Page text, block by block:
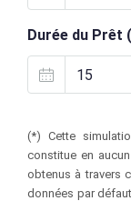
Durée du Prêt
(*) Cette
constitue en
obtenus à travers
données par